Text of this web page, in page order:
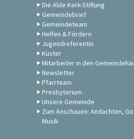
Die Alde Kerk-Stiftung
Gemeindebrief
Gemeindeteam
Helfen & Fördern
Jugendreferentin
Küster
Mitarbeiter in den
Newsletter
Pfarrteam
Presbyterium
Unsere Gemeinde
Zum Anschauen: Andachten,
Musik